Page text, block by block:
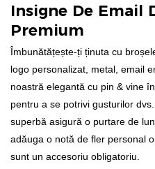
Insigne De Email
Premium
Îmbunătățește-ți ținuta cu
logo personalizat, metal, email
noastră elegantă cu pin & vine
pentru a se potrivi gusturilor
superbă asigură o purtare de
adăuga o notă de fler personal
sunt un accesoriu obligatoriu.